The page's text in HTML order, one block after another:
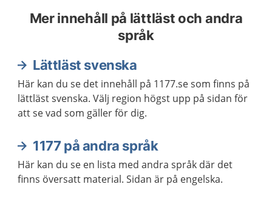
Mer innehåll på lättläst och andra
språk
Lättläst svenska
Här kan du se det innehåll på 1177.se som finns på
lättläst svenska. Välj region högst upp på sidan för
att se vad som gäller för dig.
1177 på andra språk
Här kan du se en lista med andra språk där det
finns översatt material. Sidan är på engelska.